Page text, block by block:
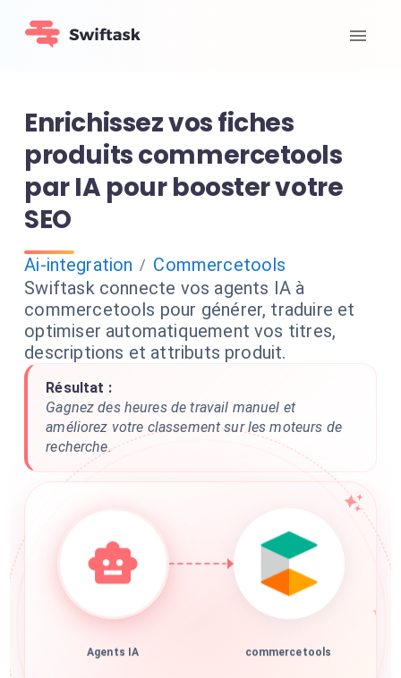
Enrichissez vos fiches
produits commercetools
par IA pour booster votre
SEO
Ai-integration / Commercetools
Swiftask connecte vos agents IA à
commercetools pour générer, traduire et
optimiser automatiquement vos titres,
descriptions et attributs produit.
Résultat :
Gagnez des heures de travail manuel et
améliorez votre classement sur les moteurs de
recherche.
Agents IA commercetools